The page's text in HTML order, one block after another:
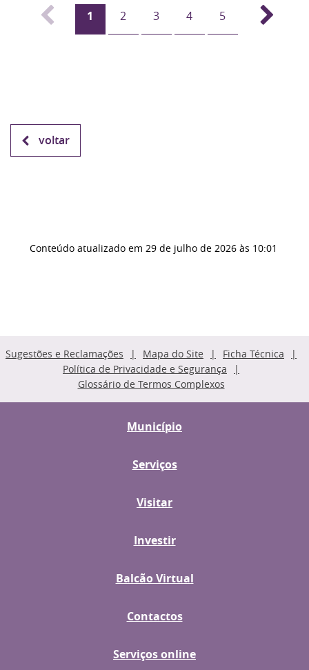
1 2 3 4 5
voltar
Conteúdo atualizado em 29 de julho de 2026 às 10:01
Sugestões e Reclamações Mapa do Site
Ficha Técnica
Política de Privacidade e Segurança
Glossário de Termos Complexos
Município
Serviços
Visitar
Investir
Balcão Virtual
Contactos
Serviços online